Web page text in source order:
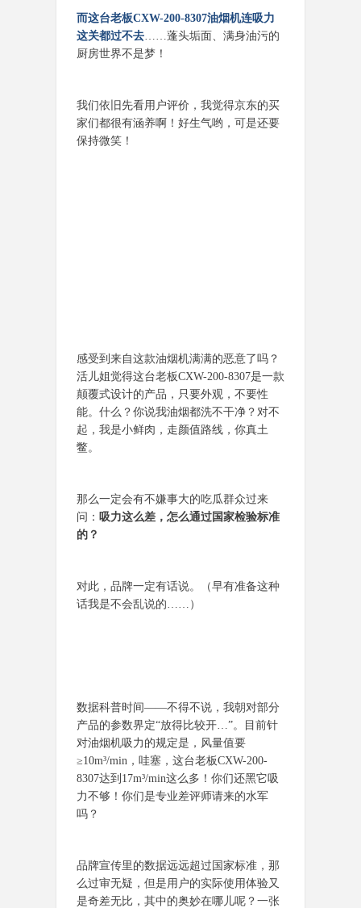
而这台老板CXW-200-8307油烟机连吸力
这关都过不去……蓬头垢面、满身油污的
厨房世界不是梦！
我们依旧先看用户评价，我觉得京东的买
家们都很有涵养啊！好生气哟，可是还要
保持微笑！
感受到来自这款油烟机满满的恶意了吗？
活儿姐觉得这台老板CXW-200-8307是一款
颠覆式设计的产品，只要外观，不要性
能。什么？你说我油烟都洗不干净？对不
起，我是小鲜肉，走颜值路线，你真土
鳖。
那么一定会有不嫌事大的吃瓜群众过来
问： 吸力这么差，怎么通过国家检验标准
的？
对此，品牌一定有话说。（早有准备这种
话我是不会乱说的……）
数据科普时间——不得不说，我朝对部分
产品的参数界定“放得比较开…”。目前针
对油烟机吸力的规定是，风量值要
≥10m³/min，哇塞，这台老板CXW-200-
8307达到17m³/min这么多！你们还黑它吸
力不够！你们是专业差评师请来的水军
吗？
品牌宣传里的数据远远超过国家标准，那
么过审无疑，但是用户的实际使用体验又
是奇差无比，其中的奥妙在哪儿呢？一张